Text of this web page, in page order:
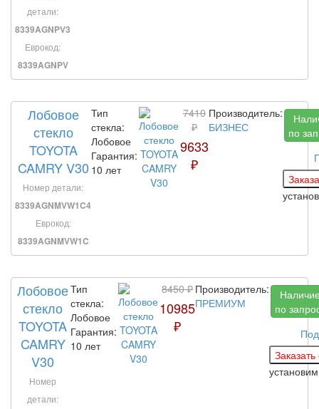
детали:
8339AGNPV3
Еврокод:
8339AGNPV
Лобовое
стекло
TOYOTA
CAMRY V30
Номер детали:
8339AGNMVW1C4
Еврокод:
8339AGNMVW1C
Тип
стекла:
Лобовое
Гарантия:
10 лет
7410
₽
9633
₽
Производитель:
БИЗНЕС
по
Лобовое
стекло
TOYOTA
CAMRY
V30
Номер
детали:
Тип
стекла:
Лобовое
Гарантия:
10 лет
8450 ₽
10985
₽
Производитель:
ПРЕМИУМ
по